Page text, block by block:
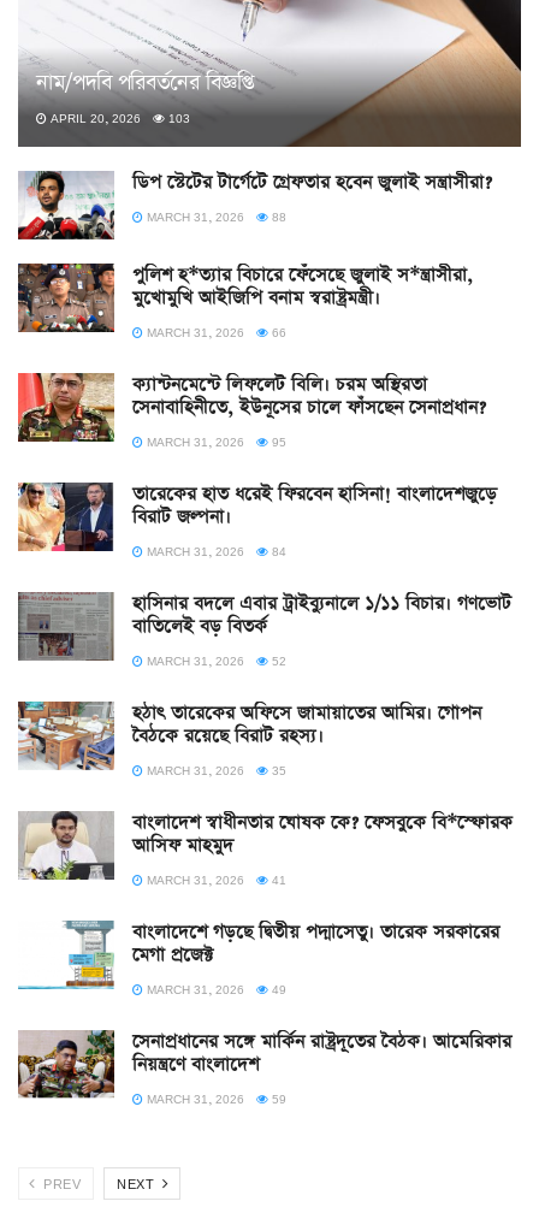
নাম/পদবি পরিবর্তনের বিজ্ঞপ্তি
APRIL 20, 2026 103
ডিপ স্টেটের টার্গেটে গ্রেফতার হবেন জুলাই সন্ত্রাসীরা?
MARCH 31, 2026 88
পুলিশ হ*ত্যার বিচারে ফেঁসেছে জুলাই স*ন্ত্রাসীরা,
মুখোমুখি আইজিপি বনাম স্বরাষ্ট্রমন্ত্রী।
MARCH 31, 2026 66
ক্যান্টনমেন্টে লিফলেট বিলি। চরম অস্থিরতা
সেনাবাহিনীতে, ইউনূসের চালে ফাঁসছেন সেনাপ্রধান?
MARCH 31, 2026 95
তারেকের হাত ধরেই ফিরবেন হাসিনা! বাংলাদেশজুড়ে
বিরাট জল্পনা।
MARCH 31, 2026 84
হাসিনার বদলে এবার ট্রাইব্যুনালে ১/১১ বিচার। গণভোট
বাতিলেই বড় বিতর্ক
MARCH 31, 2026 52
হঠাৎ তারেকের অফিসে জামায়াতের আমির। গোপন
বৈঠকে রয়েছে বিরাট রহস্য।
MARCH 31, 2026 35
বাংলাদেশ স্বাধীনতার ঘোষক কে? ফেসবুকে বি*স্ফোরক
আসিফ মাহমুদ
MARCH 31, 2026 41
বাংলাদেশে গড়ছে দ্বিতীয় পদ্মাসেতু। তারেক সরকারের
মেগা প্রজেক্ট
MARCH 31, 2026 49
সেনাপ্রধানের সঙ্গে মার্কিন রাষ্ট্রদূতের বৈঠক। আমেরিকার
নিয়ন্ত্রণে বাংলাদেশ
MARCH 31, 2026 59
PREV NEXT